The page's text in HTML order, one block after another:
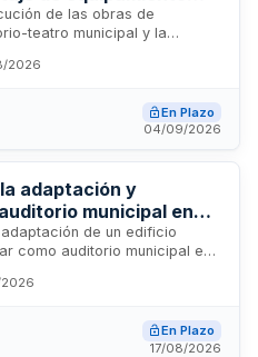
de Vinarós
de las obras de
teatro municipal y la
y maquinaria
El proyecto, promovido por
sostenible cofinanciada
2021-2027. Las
de sistemas técnicos y
para el funcionamiento del
2026
En Plazo
04/09/2026
adaptación y
municipal en
de un edificio
como auditorio municipal en
conforme a la
de condiciones
en el marco de un
actuaciones relacionadas
En Plazo
17/08/2026